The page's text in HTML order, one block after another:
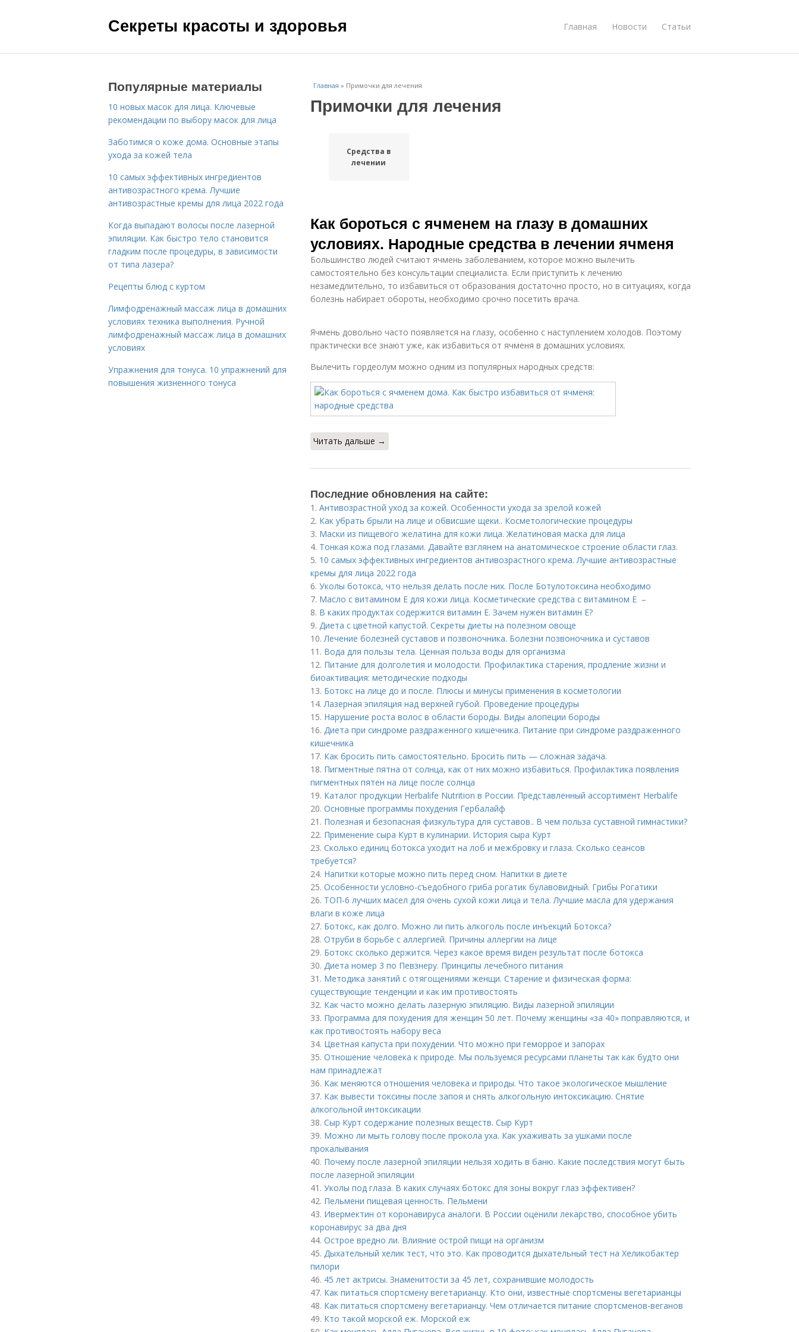
Секреты красоты и здоровья Главная Новости Статьи
Главная » Примочки для лечения
Примочки для лечения
Средства в
лечении
Как бороться с ячменем на глазу в домашних
условиях. Народные средства в лечении ячменя
Большинство людей считают ячмень заболеванием, которое можно вылечить
самостоятельно без консультации специалиста. Если приступить к лечению
незамедлительно, то избавиться от образования достаточно просто, но в ситуациях, когда
болезнь набирает обороты, необходимо срочно посетить врача.
Ячмень довольно часто появляется на глазу, особенно с наступлением холодов. Поэтому
практически все знают уже, как избавиться от ячменя в домашних условиях.
Вылечить гордеолум можно одним из популярных народных средств:
Читать дальше →
Последние обновления на сайте:
1. Антивозрастной уход за кожей. Особенности ухода за зрелой кожей
2. Как убрать брыли на лице и обвисшие щеки.. Косметологические процедуры
3. Маски из пищевого желатина для кожи лица. Желатиновая маска для лица
4. Тонкая кожа под глазами. Давайте взглянем на анатомическое строение области глаз.
5. 10 самых эффективных ингредиентов антивозрастного крема. Лучшие антивозрастные
кремы для лица 2022 года
6. Уколы ботокса, что нельзя делать после них. После Ботулотоксина необходимо
7. Масло с витамином Е для кожи лица. Косметические средства с витамином Е –
8. В каких продуктах содержится витамин Е. Зачем нужен витамин Е?
9. Диета с цветной капустой. Секреты диеты на полезном овоще
10.Лечение болезней суставов и позвоночника. Болезни позвоночника и суставов
11. Вода для пользы тела. Ценная польза воды для организма
12. Питание для долголетия и молодости. Профилактика старения, продление жизни и
биоактивация: методические подходы
13. Ботокс на лице до и после. Плюсы и минусы применения в косметологии
14.Лазерная эпиляция над верхней губой. Проведение процедуры
15. Нарушение роста волос в области бороды. Виды алопеции бороды
16. Диета при синдроме раздраженного кишечника. Питание при синдроме раздраженного
кишечника
17. Как бросить пить самостоятельно. Бросить пить — сложная задача.
18. Пигментные пятна от солнца, как от них можно избавиться. Профилактика появления
пигментных пятен на лице после солнца
19. Каталог продукции Herbalife Nutrition в России. Представленный ассортимент Herbalife
20. Основные программы похудения Гербалайф
21. Полезная и безопасная физкультура для суставов.. В чем польза суставной гимнастики?
22. Применение сыра Курт в кулинарии. История сыра Курт
23. Сколько единиц ботокса уходит на лоб и межбровку и глаза. Сколько сеансов
требуется?
24. Напитки которые можно пить перед сном. Напитки в диете
25. Особенности условно-съедобного гриба рогатик булавовидный. Грибы Рогатики
26. ТОП-6 лучших масел для очень сухой кожи лица и тела. Лучшие масла для удержания
влаги в коже лица
27. Ботокс, как долго. Можно ли пить алкоголь после инъекций Ботокса?
28. Отруби в борьбе с аллергией. Причины аллергии на лице
29. Ботокс сколько держится. Через какое время виден результат после ботокса
30. Диета номер 3 по Певзнеру. Принципы лечебного питания
31. Методика занятий с отягощениями женщи. Старение и физическая форма:
существующие тенденции и как им противостоять
32. Как часто можно делать лазерную эпиляцию. Виды лазерной эпиляции
33. Программа для похудения для женщин 50 лет. Почему женщины «за 40» поправляются, и
как противостоять набору веса
34. Цветная капуста при похудении. Что можно при геморрое и запорах
35. Отношение человека к природе. Мы пользуемся ресурсами планеты так как будто они
нам принадлежат
36. Как меняются отношения человека и природы. Что такое экологическое мышление
37. Как вывести токсины после запоя и снять алкогольную интоксикацию. Снятие
алкогольной интоксикации
38. Сыр Курт содержание полезных веществ. Сыр Курт
39. Можно ли мыть голову после прокола уха. Как ухаживать за ушками после
прокалывания
40. Почему после лазерной эпиляции нельзя ходить в баню. Какие последствия могут быть
после лазерной эпиляции
41. Уколы под глаза. В каких случаях ботокс для зоны вокруг глаз эффективен?
42. Пельмени пищевая ценность. Пельмени
43. Ивермектин от коронавируса аналоги. В России оценили лекарство, способное убить
коронавирус за два дня
44. Острое вредно ли. Влияние острой пищи на организм
45. Дыхательный хелик тест, что это. Как проводится дыхательный тест на Хеликобактер
пилори
46. 45 лет актрисы. Знаменитости за 45 лет, сохранившие молодость
47. Как питаться спортсмену вегетарианцу. Кто они, известные спортсмены вегетарианцы
48. Как питаться спортсмену вегетарианцу. Чем отличается питание спортсменов-веганов
49. Кто такой морской еж. Морской еж
Популярные материалы
10 новых масок для лица. Ключевые
рекомендации по выбору масок для лица
Заботимся о коже дома. Основные этапы
ухода за кожей тела
10 самых эффективных ингредиентов
антивозрастного крема. Лучшие
антивозрастные кремы для лица 2022 года
Когда выпадают волосы после лазерной
эпиляции. Как быстро тело становится
гладким после процедуры, в зависимости
от типа лазера?
Рецепты блюд с куртом
Лимфодренажный массаж лица в домашних
условиях техника выполнения. Ручной
лимфодренажный массаж лица в домашних
условиях
Упражнения для тонуса. 10 упражнений для
повышения жизненного тонуса